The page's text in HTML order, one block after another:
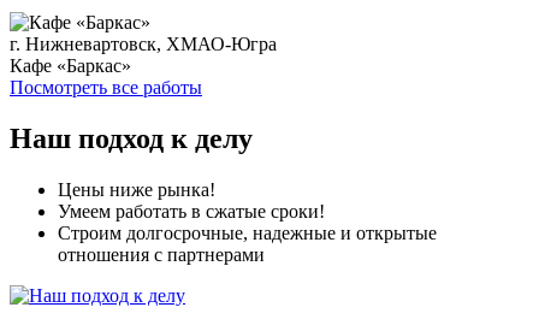
г. Нижневартовск, ХМАО-Югра
Кафе «Баркас»
Посмотреть все работы
Наш подход к делу
Цены ниже рынка!
Умеем работать в сжатые сроки!
Строим долгосрочные, надежные и открытые
отношения с партнерами